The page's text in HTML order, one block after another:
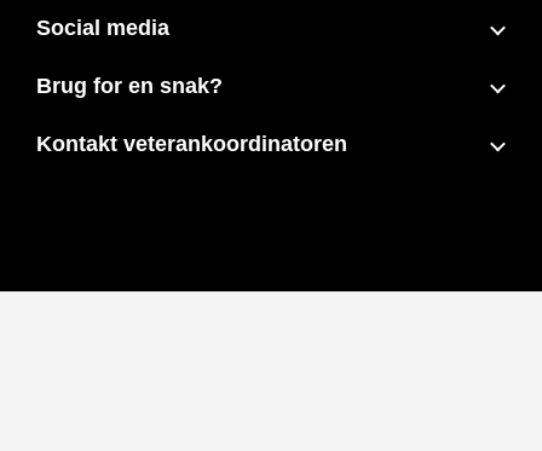
Social media
Brug for en snak?
Kontakt veterankoordinatoren